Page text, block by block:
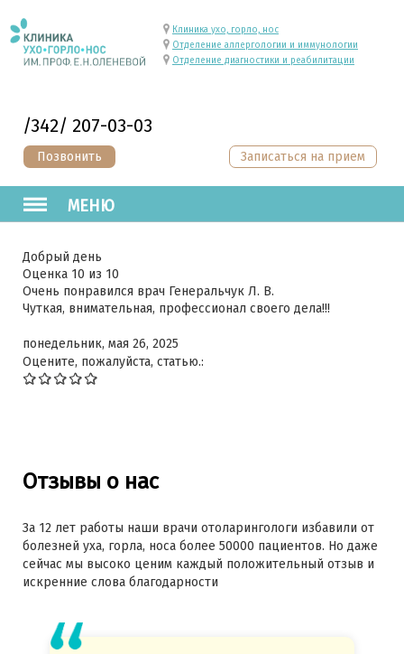
/342/ 207-03-03
Позвонить
Клиника ухо, горло, нос
Отделение аллергологии и иммунологии
Отделение диагностики и реабилитации
МЕНЮ
Записаться на прием
Добрый день
Оценка 10 из 10
Очень понравился врач Генеральчук Л. В.
Чуткая, внимательная, профессионал своего дела!!!
понедельник, мая 26, 2025
Оцените, пожалуйста, статью.:
Отзывы о нас
За 12 лет работы наши врачи отоларингологи избавили от
болезней уха, горла, носа более 50000 пациентов. Но даже
сейчас мы высоко ценим каждый положительный отзыв и
искренние слова благодарности